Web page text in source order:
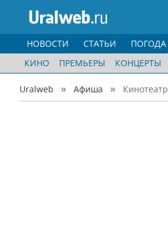
НОВОСТИ СТАТЬИ ПОГОДА
КИНО
ПРЕМЬЕРЫ КОНЦЕРТЫ
Uralweb Афиша